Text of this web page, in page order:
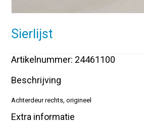
Sierlijst
Artikelnummer: 24461100
Beschrijving
Achterdeur rechts, origineel
Extra informatie